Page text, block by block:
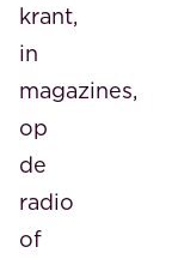
krant,
in
magazines,
op
de
radio
of